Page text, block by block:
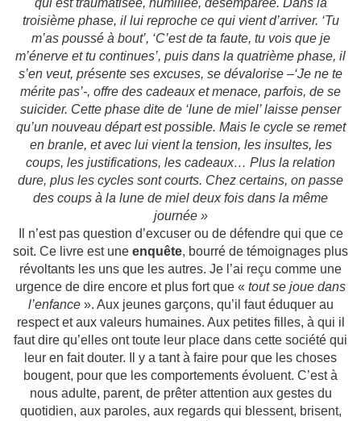
qui est traumatisée, humiliée, désemparée. Dans la
troisième phase, il lui reproche ce qui vient d’arriver. ‘Tu
m’as poussé à bout’, ‘C’est de ta faute, tu vois que je
m’énerve et tu continues’, puis dans la quatrième phase, il
s’en veut, présente ses excuses, se dévalorise –‘Je ne te
mérite pas’-, offre des cadeaux et menace, parfois, de se
suicider. Cette phase dite de ‘lune de miel’ laisse penser
qu’un nouveau départ est possible. Mais le cycle se remet
en branle, et avec lui vient la tension, les insultes, les
coups, les justifications, les cadeaux… Plus la relation
dure, plus les cycles sont courts. Chez certains, on passe
des coups à la lune de miel deux fois dans la même
journée »
Il n’est pas question d’excuser ou de défendre qui que ce
soit. Ce livre est une enquête, bourré de témoignages plus
révoltants les uns que les autres. Je l’ai reçu comme une
urgence de dire encore et plus fort que « tout se joue dans
l’enfance». Aux jeunes garçons, qu’il faut éduquer au
respect et aux valeurs humaines. Aux petites filles, à qui il
faut dire qu’elles ont toute leur place dans cette société qui
leur en fait douter. Il y a tant à faire pour que les choses
bougent, pour que les comportements évoluent. C’est à
nous adulte, parent, de prêter attention aux gestes du
quotidien, aux paroles, aux regards qui blessent, brisent,